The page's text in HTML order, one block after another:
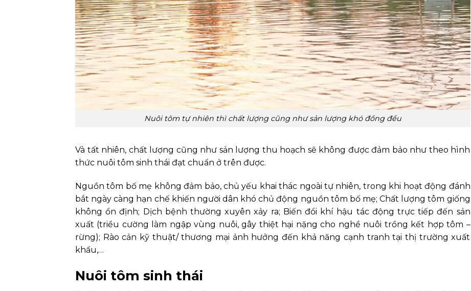
Nuôi tôm tự nhiên thì chất lượng cũng như sản lượng khó đồng đều
Và tất nhiên, chất lượng cũng như sản lượng thu hoạch sẽ không được đảm bảo như theo hình
thức nuôi tôm sinh thái đạt chuẩn ở trên được.
Nguồn tôm bố mẹ không đảm bảo, chủ yếu khai thác ngoài tự nhiên, trong khi hoạt động đánh
bắt ngày càng hạn chế khiến người dân khó chủ động nguồn tôm bố mẹ; Chất lượng tôm giống
không ổn định; Dịch bệnh thường xuyên xảy ra; Biến đổi khí hậu tác động trực tiếp đến sản
xuất (triều cường làm ngập vùng nuôi, gây thiệt hại nặng cho nghề nuôi trồng kết hợp tôm –
rừng); Rào cản kỹ thuật/ thương mại ảnh hưởng đến khả năng cạnh tranh tại thị trường xuất
khẩu,…
Nuôi tôm sinh thái